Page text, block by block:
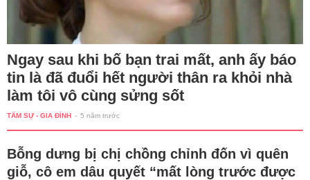
Ngay sau khi bố bạn trai mất, anh ấy báo
tin là đã đuổi hết người thân ra khỏi nhà
làm tôi vô cùng sửng sốt
TÂM SỰ - GIA ĐÌNH - 5 năm trước
Bỗng dưng bị chị chồng chỉnh đốn vì quên
giỗ, cô em dâu quyết “mất lòng trước được